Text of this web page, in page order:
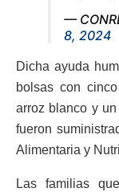
—
8, 2024
Dicha ayuda
bolsas con
arroz blanco y
fueron
Alimentaria y
Las familias